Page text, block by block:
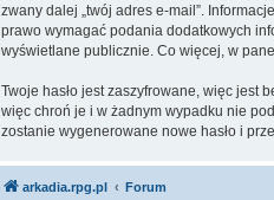
zwany dalej „twój adres e-mail”.
prawo wymagać podania dodatkowych
wyświetlane publicznie. Co więcej, w
Twoje hasło jest zaszyfrowane, więc jest
więc chroń je i w żadnym wypadku nie
zostanie wygenerowane nowe hasło i
arkadia.rpg.pl Forum